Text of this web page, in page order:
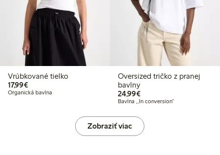
Vrúbkované tielko
17,99€17,99 €
Organická bavlna
Oversized tričko z pranej
bavlny
24,99€24,99 €
Bavlna ,,In conversion“
Zobraziť viac